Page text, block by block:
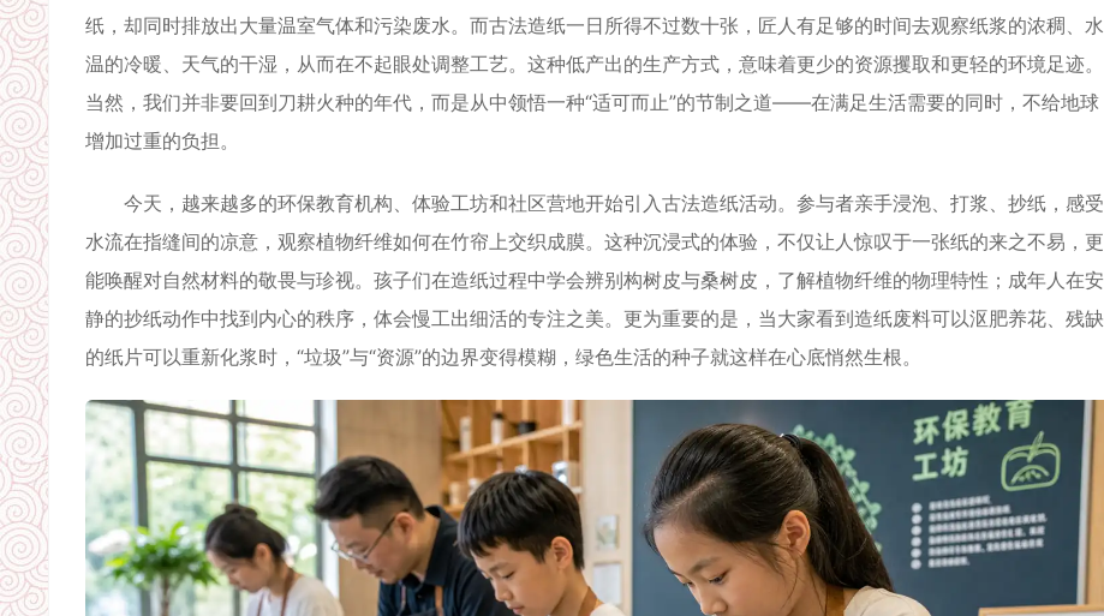
纸，却同时排放出大量温室气体和污染废水。而古法造纸一日所得不过数十张，匠人有足够的时间去观察纸浆的浓稠、水
温的冷暖、天气的干湿，从而在不起眼处调整工艺。这种低产出的生产方式，意味着更少的资源攫取和更轻的环境足迹。
当然，我们并非要回到刀耕火种的年代，而是从中领悟一种“适可而止”的节制之道——在满足生活需要的同时，不给地球
增加过重的负担。
今天，越来越多的环保教育机构、体验工坊和社区营地开始引入古法造纸活动。参与者亲手浸泡、打浆、抄纸，感受
水流在指缝间的凉意，观察植物纤维如何在竹帘上交织成膜。这种沉浸式的体验，不仅让人惊叹于一张纸的来之不易，更
能唤醒对自然材料的敬畏与珍视。孩子们在造纸过程中学会辨别构树皮与桑树皮，了解植物纤维的物理特性；成年人在安
静的抄纸动作中找到内心的秩序，体会慢工出细活的专注之美。更为重要的是，当大家看到造纸废料可以沤肥养花、残缺
的纸片可以重新化浆时，“垃圾”与“资源”的边界变得模糊，绿色生活的种子就这样在心底悄然生根。